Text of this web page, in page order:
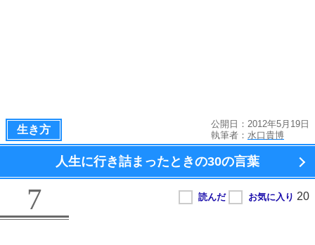
生き方
公開日：2012年5月19日
執筆者： 水口貴博
人生に行き詰まったときの30の言葉
7